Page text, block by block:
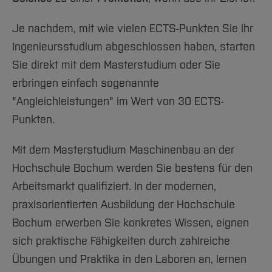
Arbeiten im FB G
Forschung und Projekte
International
Team
Service
Studiengänge
Studieninteressierte
Studium
Fachgruppen
Forschung und Entwicklung
International
Team
Amtliche Bekanntmachungen
Notfall-Infos
BO Shop
Gleichstellung
Diskriminierungsfreie Hochschule
Vertretungen
Wahlen
Hochschulkommunikation
International Office
Medienzentrum
qed-Stiftung
Zentrale Studienberatung
Je nachdem, mit wie vielen ECTS-Punkten Sie Ihr
Ingenieursstudium abgeschlossen haben, starten
Sie direkt mit dem Masterstudium oder Sie
erbringen einfach sogenannte
"Angleichleistungen" im Wert von 30 ECTS-
Punkten.
Mit dem Masterstudium Maschinenbau an der
Hochschule Bochum werden Sie bestens für den
Arbeitsmarkt qualifiziert. In der modernen,
praxisorientierten Ausbildung der Hochschule
Bochum erwerben Sie konkretes Wissen, eignen
sich praktische Fähigkeiten durch zahlreiche
Übungen und Praktika in den Laboren an, lernen